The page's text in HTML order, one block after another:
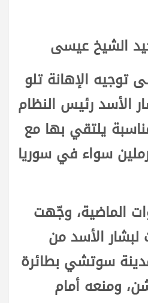
الشيخ عيسى
توجيه الإهانة تلو
الأسد رئيس النظام
يلتقي بها مع
سواء في سوريا
الماضية، وجّهت
لبشار الأسد من
سوتشي بطائرة
ومنعه أمام